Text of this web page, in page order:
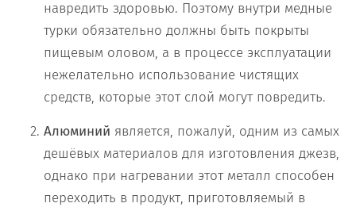
навредить здоровью. Поэтому внутри медные
турки обязательно должны быть покрыты
пищевым оловом, а в процессе эксплуатации
нежелательно использование чистящих
средств, которые этот слой могут повредить.
Алюминий является, пожалуй, одним из самых
дешёвых материалов для изготовления джезв,
однако при нагревании этот металл способен
переходить в продукт, приготовляемый в